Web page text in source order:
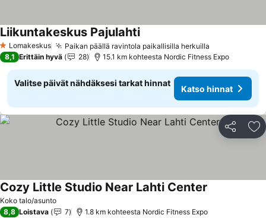
1 Tähtiluokitus
Lomakeskus Paikan päällä ravintola paikallisilla herkuilla
Liikuntakeskus Pajulahti
8,1 Erittäin hyvä 28 15.1 km kohteesta Nordic Fitness Expo
Valitse päivät nähdäksesi tarkat hinnat
Katso hinnat
Jaa
Koko talo/asunto
Cozy Little Studio Near Lahti Center
8,8 Loistava 7 1.8 km kohteesta Nordic Fitness Expo